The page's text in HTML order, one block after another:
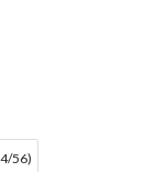
56)